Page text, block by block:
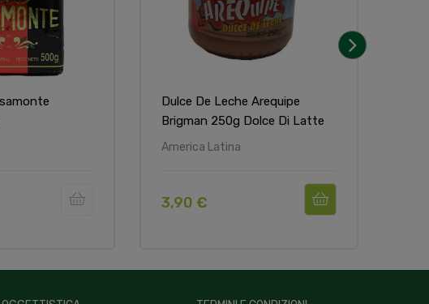
Dulce De Leche Arequipe
Brigman 250g Dolce Di Latte
America Latina
3,90 €